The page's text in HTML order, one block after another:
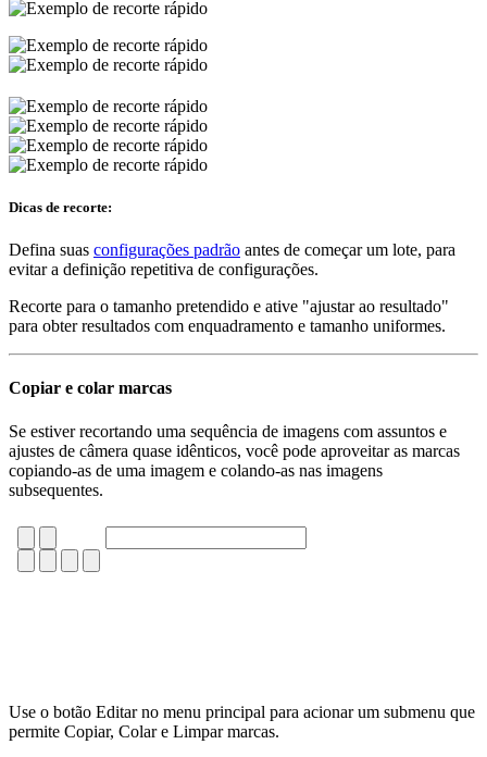
Dicas de recorte:
Defina suas configurações padrão antes de começar um lote, para
evitar a definição repetitiva de configurações.
Recorte para o tamanho pretendido e ative "ajustar ao resultado"
para obter resultados com enquadramento e tamanho uniformes.
Copiar e colar marcas
Se estiver recortando uma sequência de imagens com assuntos e
ajustes de câmera quase idênticos, você pode aproveitar as marcas
copiando-as de uma imagem e colando-as nas imagens
subsequentes.
Use o botão Editar no menu principal para acionar um submenu que
permite Copiar, Colar e Limpar marcas.